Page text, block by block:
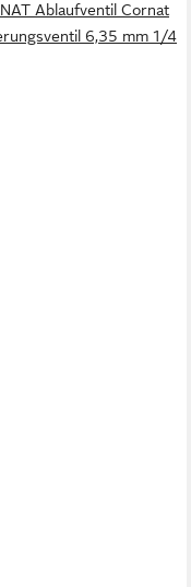
Ablaufventil Cornat
6,35 mm 1/4